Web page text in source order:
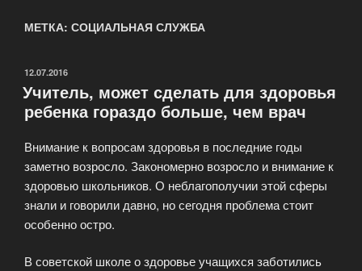
МЕТКА: СОЦИАЛЬНАЯ СЛУЖБА
ОПУБЛИКОВАНО
12.07.2016
Учитель, может сделать для здоровья
ребенка гораздо больше, чем врач
Внимание к вопросам здоровья в последние годы
заметно возросло. Закономерно возросло и внимание к
здоровью школьников. О неблагополучии этой сферы
знали и говорили давно, но сегодня проблема стоит
особенно остро.
В советской школе о здоровье учащихся заботились